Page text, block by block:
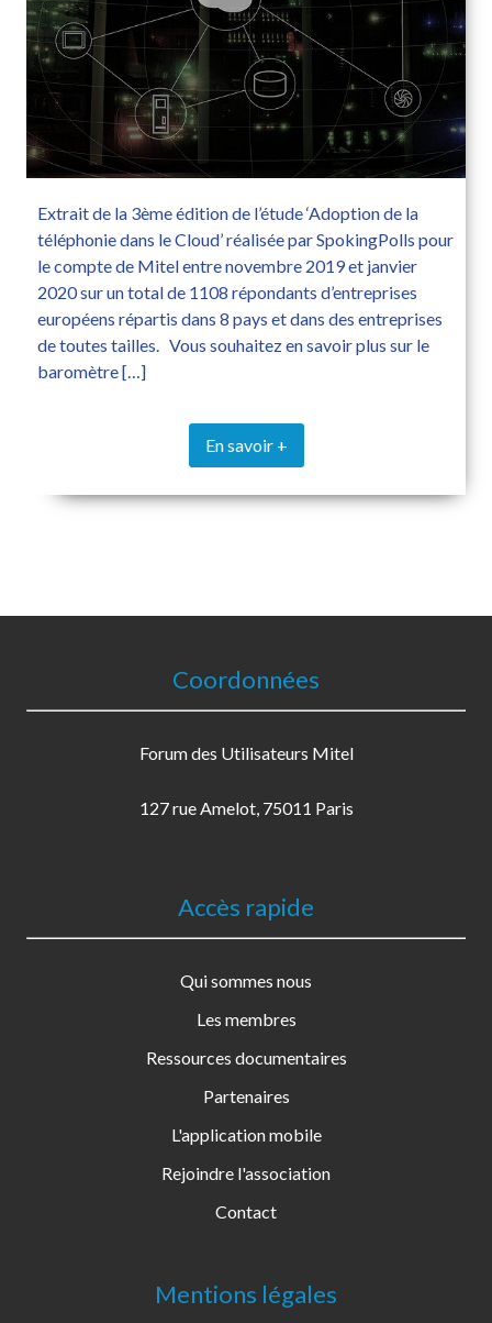
Extrait de la 3ème édition de l’étude ‘Adoption de la
téléphonie dans le Cloud’ réalisée par SpokingPolls pour
le compte de Mitel entre novembre 2019 et janvier
2020 sur un total de 1108 répondants d’entreprises
européens répartis dans 8 pays et dans des entreprises
de toutes tailles. Vous souhaitez en savoir plus sur le
baromètre […]
En savoir +
Coordonnées
Forum des Utilisateurs Mitel
127 rue Amelot, 75011 Paris
Accès rapide
Qui sommes nous
Les membres
Ressources documentaires
Partenaires
L'application mobile
Rejoindre l'association
Contact
Mentions légales